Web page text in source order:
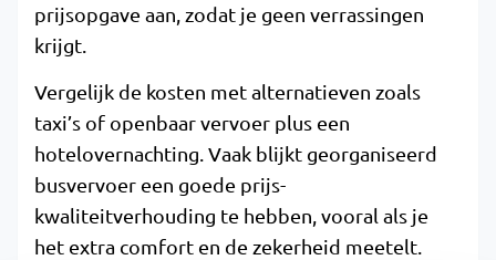
prijsopgave aan, zodat je geen verrassingen
krijgt.
Vergelijk de kosten met alternatieven zoals
taxi’s of openbaar vervoer plus een
hotelovernachting. Vaak blijkt georganiseerd
busvervoer een goede prijs-
kwaliteitverhouding te hebben, vooral als je
het extra comfort en de zekerheid meetelt.